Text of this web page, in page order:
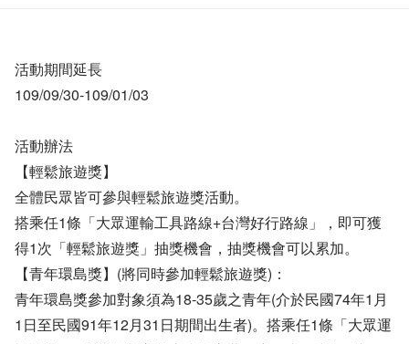
活動期間延長
109/09/30-109/01/03
活動辦法
【輕鬆旅遊獎】
全體民眾皆可參與輕鬆旅遊獎活動。
搭乘任1條「大眾運輸工具路線+台灣好行路線」，即可獲
得1次「輕鬆旅遊獎」抽獎機會，抽獎機會可以累加。
【青年環島獎】(將同時參加輕鬆旅遊獎)：
青年環島獎參加對象須為18-35歲之青年(介於民國74年1月
1日至民國91年12月31日期間出生者)。搭乘任1條「大眾運